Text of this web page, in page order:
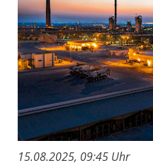
15.08.2025, 09:45 Uhr